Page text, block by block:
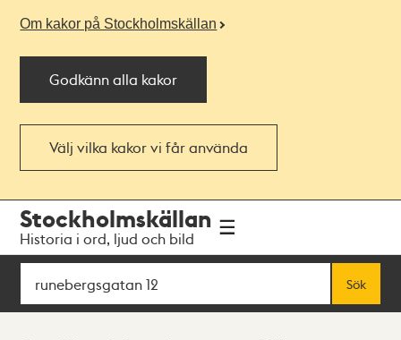
Om kakor på Stockholmskällan
Godkänn alla kakor
Välj vilka kakor vi får använda
navigationen
huvudinnehållet
Stockholmskällan
Historia i ord, ljud och bild
Sök
Sök